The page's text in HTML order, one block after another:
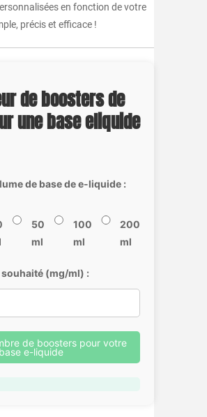
en fonction de votre
précis et efficace !
de boosters de
une base eliquide
de base de e-liquide :
50
ml
100
ml
200
ml
(mg/ml) :
de boosters pour votre
base e-liquide